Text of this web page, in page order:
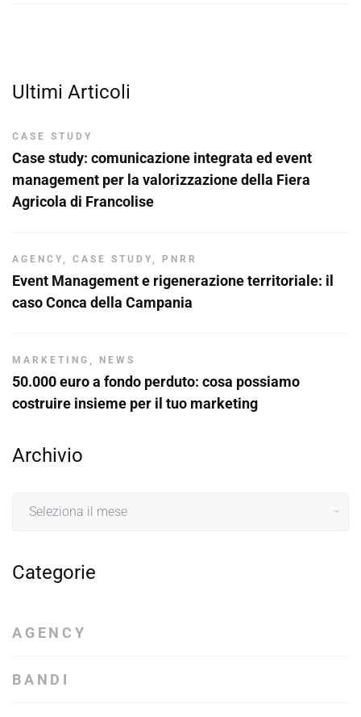
Ultimi Articoli
CASE STUDY
Case study: comunicazione integrata ed event
management per la valorizzazione della Fiera
Agricola di Francolise
AGENCY , CASE STUDY , PNRR
Event Management e rigenerazione territoriale: il
caso Conca della Campania
MARKETING , NEWS
50.000 euro a fondo perduto: cosa possiamo
costruire insieme per il tuo marketing
Archivio
Categorie
AGENCY
BANDI